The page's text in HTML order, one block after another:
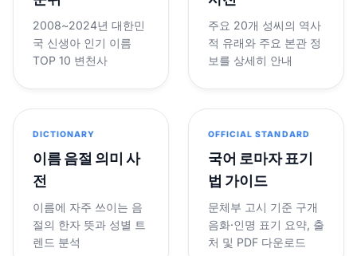
2008~2024년 대한민
국 신생아 인기 이름
TOP 10 변천사
주요 20개 성씨의 역사
적 유래와 주요 본관 정
보를 상세히 안내
DICTIONARY
이름 음절 의미 사
전
이름에 자주 쓰이는 음
절의 한자 뜻과 성별 트
렌드 분석
OFFICIAL STANDARD
국어 로마자 표기
법 가이드
문체부 고시 기준 구개
음화·인명 표기 요약, 출
처 및 PDF 다운로드